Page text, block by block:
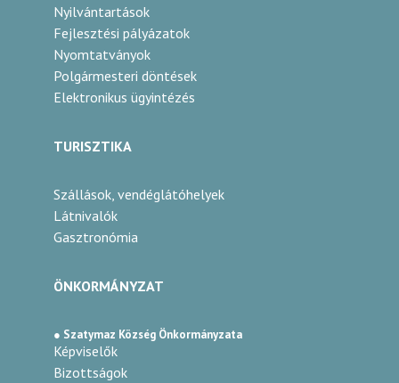
Nyilvántartások
Fejlesztési pályázatok
Nyomtatványok
Polgármesteri döntések
Elektronikus ügyintézés
TURISZTIKA
Szállások, vendéglátóhelyek
Látnivalók
Gasztronómia
ÖNKORMÁNYZAT
● Szatymaz Község Önkormányzata
Képviselők
Bizottságok